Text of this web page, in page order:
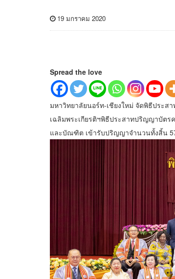
19 มกราคม 2020
Spread the love
มหาวิทยาลัยนอร์ท-เชียงใหม่ จัดพิธีประ
เฉลิมพระเกียรติฯพิธีประสาทปริญญาบัต
และบัณฑิต เข้ารับปริญญาจำนวนทั้งสิ้น